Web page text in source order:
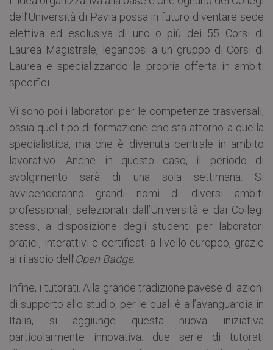
dell’Università di Pavia possa in futuro diventare sede
elettiva ed esclusiva di uno o più dei 55 Corsi di
Laurea Magistrale, legandosi a un gruppo di Corsi di
Laurea e specializzando la propria offerta in ambiti
specifici.
Vi sono poi i laboratori per le competenze trasversali,
ossia quel tipo di formazione che sta attorno a quella
specialistica, ma che è divenuta centrale in ambito
lavorativo. Anche in questo caso, il periodo di
svolgimento sarà di una sola settimana. Si
avvicenderanno grandi nomi di diversi ambiti
professionali, selezionati dall’Università e dai Collegi
stessi, a disposizione degli studenti per laboratori
pratici, interattivi e certificati a livello europeo, grazie
al rilascio dell’Open Badge.
Infine, i tutorati. Alla grande tradizione pavese di azioni
di supporto allo studio, per le quali è all’avanguardia in
Italia, si aggiunge questa nuova iniziativa
particolarmente innovativa: due serie di tutorati